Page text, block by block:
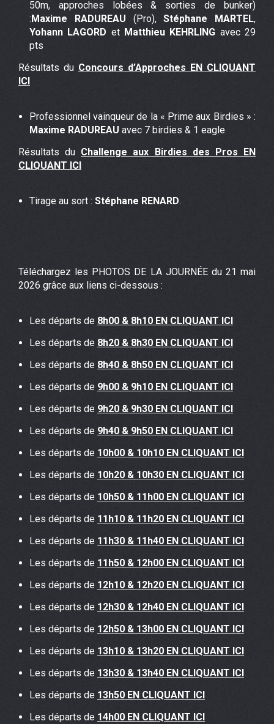
50m, approches lobées & sorties de bunker)
: Maxime RADUREAU (Pro),Stéphane MARTEL,
Yohann LAGORD etMatthieu KEHRLING avec 29
pts
Résultats du Concours d’Approches EN CLIQUANT
ICI
Professionnel vainqueur de la « Prime aux Birdies » :
Maxime RADUREAU avec 7 birdies & 1 eagle
Résultats du Challenge aux Birdies des Pros EN
CLIQUANT ICI
Tirage au sort : Stéphane RENARD.
Téléchargez les PHOTOS DE LA JOURNÉE du 21 mai
2026 grâce aux liens ci-dessous :
Les départs de 8h00 & 8h10 EN CLIQUANT ICI
Les départs de 8h20 & 8h30 EN CLIQUANT ICI
Les départs de 8h40 & 8h50 EN CLIQUANT ICI
Les départs de 9h00 & 9h10 EN CLIQUANT ICI
Les départs de 9h20 & 9h30 EN CLIQUANT ICI
Les départs de 9h40 & 9h50 EN CLIQUANT ICI
Les départs de 10h00 & 10h10 EN CLIQUANT ICI
Les départs de 10h20 & 10h30 EN CLIQUANT ICI
Les départs de 10h50 & 11h00 EN CLIQUANT ICI
Les départs de 11h10 & 11h20 EN CLIQUANT ICI
Les départs de 11h30 & 11h40 EN CLIQUANT ICI
Les départs de 11h50 & 12h00 EN CLIQUANT ICI
Les départs de 12h10 & 12h20 EN CLIQUANT ICI
Les départs de 12h30 & 12h40 EN CLIQUANT ICI
Les départs de 12h50 & 13h00 EN CLIQUANT ICI
Les départs de 13h10 & 13h20 EN CLIQUANT ICI
Les départs de 13h30 & 13h40 EN CLIQUANT ICI
Les départs de 13h50 EN CLIQUANT ICI
Les départs de 14h00 EN CLIQUANT ICI